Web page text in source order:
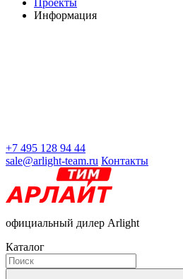
Проекты
Информация
+7 495 128 94 44
sale@arlight-team.ru Контакты
официальный дилер Arlight
Каталог